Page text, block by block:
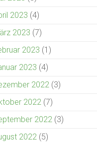
2023 (4)
2023 (7)
2023 (1)
2023 (4)
2022 (3)
2022 (7)
2022 (3)
2022 (5)